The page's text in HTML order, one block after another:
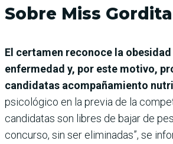
Sobre Miss Gordita
El certamen reconoce la
enfermedad y, por este motivo,
candidatas acompañamiento
psicológico en la previa de la
candidatas son libres de bajar de
concurso, sin ser eliminadas”, se